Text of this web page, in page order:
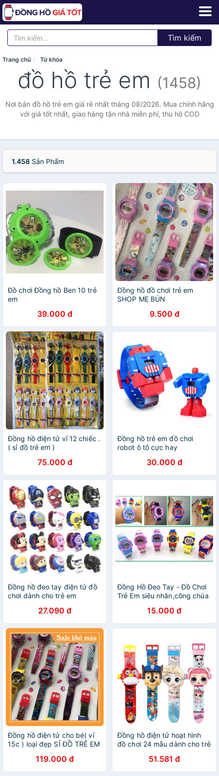
Tìm kiếm
Trang chủ Từ khóa
đồ hồ trẻ em (1458)
Nơi bán đồ hồ trẻ em giá rẻ nhất tháng 08/2026. Mua chính hãng
với giá tốt nhất, giao hàng tận nhà miễn phí, thu hộ COD
1.458 Sản Phẩm
Đồ chơi Đồng hồ Ben 10 trẻ
em
39.000 đ
Đồng hồ đồ chơi trẻ em
SHOP MẸ BÚN
9.500 đ
Đồng hồ điện tử vỉ 12 chiếc .
( sỉ đồ trẻ em )
75.000 đ
Đồng hồ trẻ em đồ chơi
robot ô tô cực hay
30.000 đ
Đồng hồ đeo tay điện tử đồ
chơi dành cho trẻ em
27.090 đ
Đồng Hồ Đeo Tay - Đồ Chơi
Trẻ Em siêu nhân,công chúa
15.000 đ
Đồng hồ điện tử cho bé( vỉ
15c ) loại đẹp SỈ ĐỒ TRẺ EM
119.000 đ
Đồng hồ điện tử hoạt hình
đồ chơi 24 mẫu dành cho trẻ
51.581 đ